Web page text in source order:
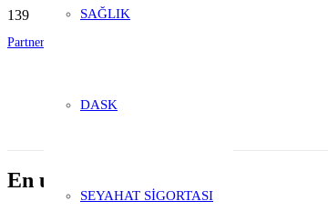
Partnerlik Başvurusu
SAĞLIK
DASK
SEYAHAT SİGORTASI
En uygun sigorta araç